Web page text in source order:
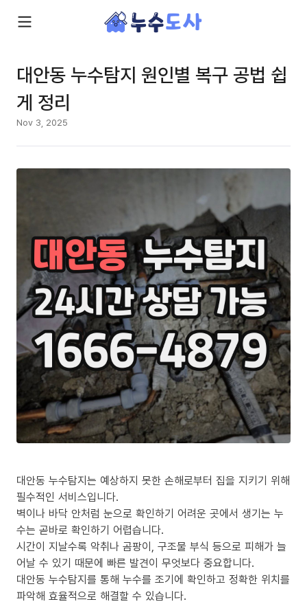
대안동 누수탐지 원인별 복구 공법 쉽
게 정리
Nov 3, 2025
대안동 누수탐지는 예상하지 못한 손해로부터 집을 지키기 위해
필수적인 서비스입니다.
벽이나 바닥 안처럼 눈으로 확인하기 어려운 곳에서 생기는 누
수는 곧바로 확인하기 어렵습니다.
시간이 지날수록 악취나 곰팡이, 구조물 부식 등으로 피해가 늘
어날 수 있기 때문에 빠른 발견이 무엇보다 중요합니다.
대안동 누수탐지를 통해 누수를 조기에 확인하고 정확한 위치를
파악해 효율적으로 해결할 수 있습니다.